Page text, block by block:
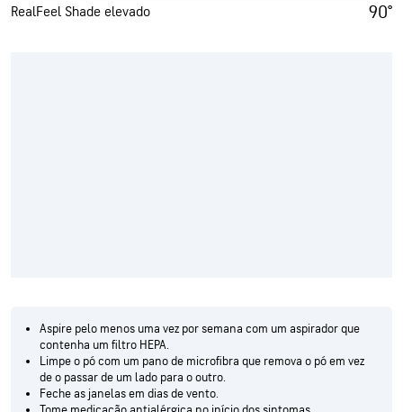
RealFeel Shade elevado 90°
Aspire pelo menos uma vez por semana com um aspirador que
contenha um filtro HEPA.
Limpe o pó com um pano de microfibra que remova o pó em vez
de o passar de um lado para o outro.
Feche as janelas em dias de vento.